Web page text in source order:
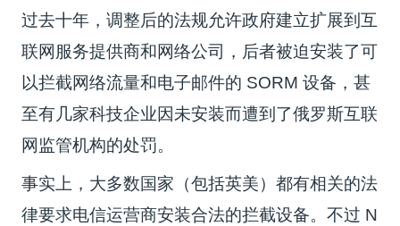
过去十年，调整后的法规允许政府建立扩展到互
联网服务提供商和网络公司，后者被迫安装了可
以拦截网络流量和电子邮件的 SORM 设备，甚
至有几家科技企业因未安装而遭到了俄罗斯互联
网监管机构的处罚。
事实上，大多数国家（包括英美）都有相关的法
律要求电信运营商安装合法的拦截设备。不过 N